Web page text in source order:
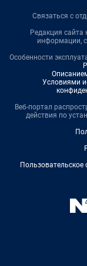
Связаться с
Редакция сайта
информации,
Особенности
Условиями
Веб-портал
действия по
Пользовательское